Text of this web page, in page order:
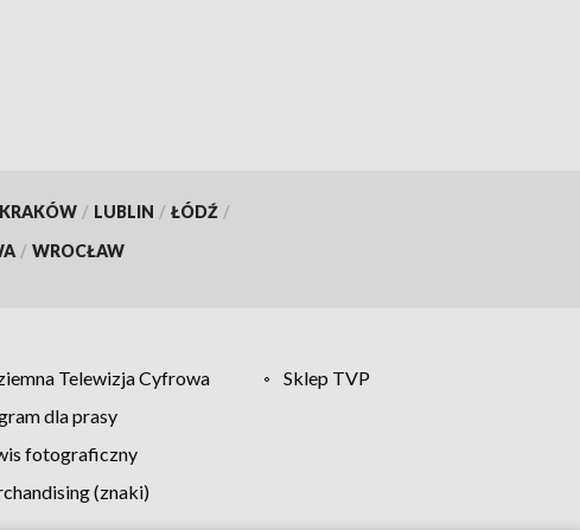
KRAKÓW / LUBLIN / ŁÓDŹ /
/ WROCŁAW
Telewizja Cyfrowa
Sklep TVP
dla prasy
fotograficzny
(znaki)